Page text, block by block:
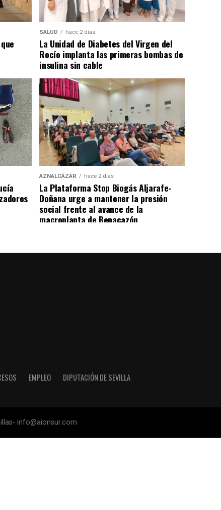
SALUD hace 2 días
La Unidad de Diabetes del Virgen del
Rocío implanta las primeras bombas de
insulina sin cable
AZNALCÁZAR hace 2 días
La Plataforma Stop Biogás Aljarafe-
Doñana urge a mantener la presión
social frente al avance de la
macroplanta de Benacazón
EMPLEO DIPUTACIÓN DE SEVILLA
info@aionsur.com